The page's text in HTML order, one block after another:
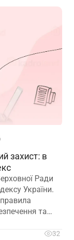
захист: в
Ради
України.
та
ЄС
32